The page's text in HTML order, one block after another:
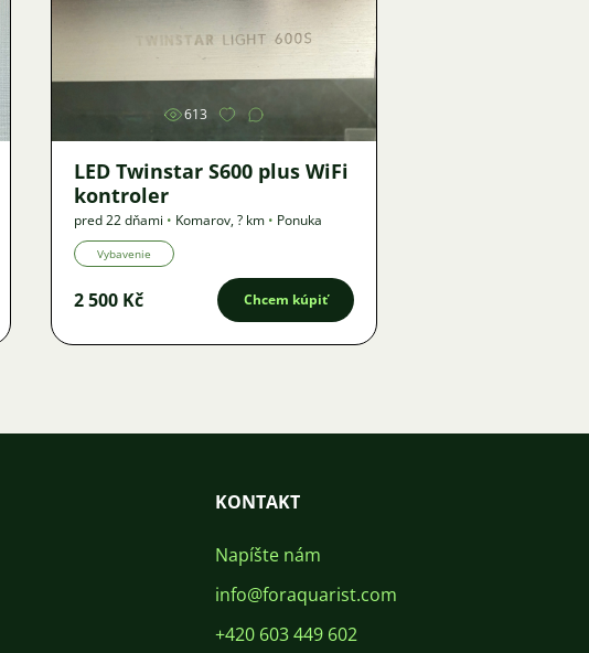
Obrázok
613
LED Twinstar S600 plus WiFi
kontroler
pred 22 dňami • Komarov,? km • Ponuka
Vybavenie
2 500 Kč Chcem kúpiť
KONTAKT
Napíšte nám
info@foraquarist.com
+420 603 449 602